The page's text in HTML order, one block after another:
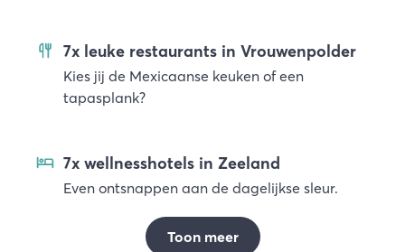
7x leuke restaurants in Vrouwenpolder
Kies jij de Mexicaanse keuken of een
tapasplank?
7x wellnesshotels in Zeeland
Even ontsnappen aan de dagelijkse sleur.
Toon meer